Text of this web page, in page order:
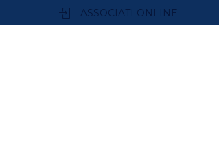
ASSOCIATI ONLINE